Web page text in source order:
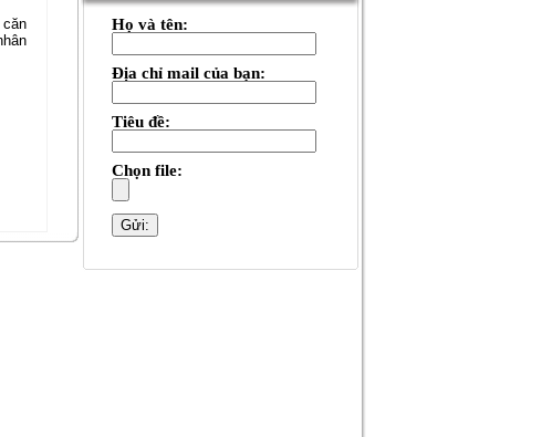
Họ và tên:
Địa chỉ mail của bạn:
Tiêu đề:
Chọn file: